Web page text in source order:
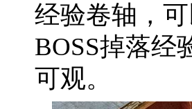
经验卷轴，
BOSS掉落经
可观。